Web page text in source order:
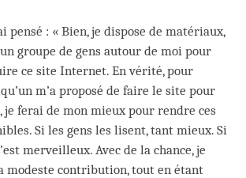
pensé : « Bien, je dispose de matériaux,
groupe de gens autour de moi pour
ce site Internet. En vérité, pour
m’a proposé de faire le site pour
je ferai de mon mieux pour rendre ces
Si les gens les lisent, tant mieux. Si
merveilleux. Avec de la chance, je
modeste contribution, tout en étant